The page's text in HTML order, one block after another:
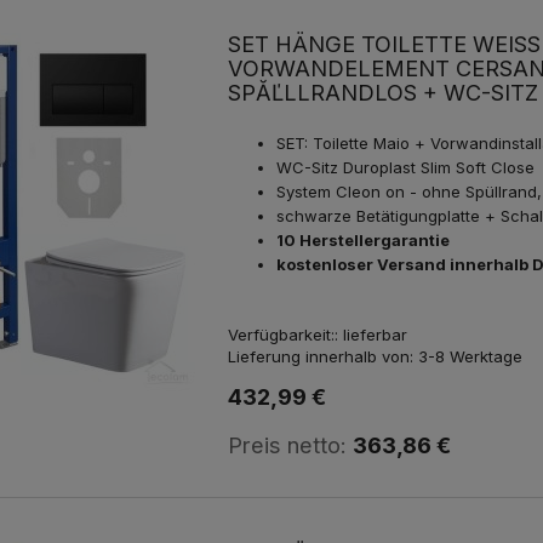
SET HÄNGE TOILETTE
ORWANDELEMENT
SPĂĽLLRANDLOS + WC-SITZ
SET: Toilette Maio +
WC-Sitz Duroplast Slim Soft Close
System Cleon on - ohne
schwarze Betätigungplatte +
10 Herstellergarantie
kostenloser Versand innerhalb
Verfügbarkeit:: lieferbar
Lieferung innerhalb von: 3-8 Werktage
432,99 €
Preis netto: 363,86 €